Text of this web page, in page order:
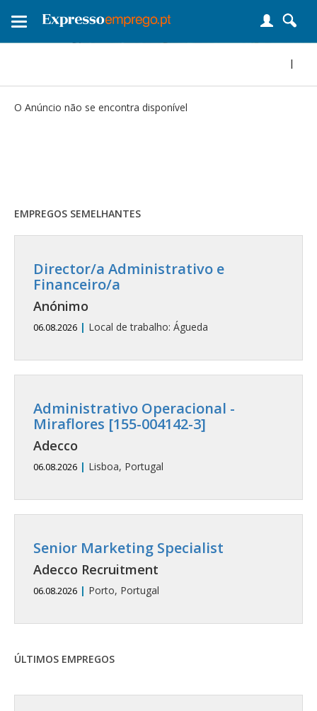
Toggle
|
O Anúncio não se encontra disponível
EMPREGOS SEMELHANTES
Director/a Administrativo e
Financeiro/a
Anónimo
06.08.2026 | Local de trabalho: Águeda
Administrativo Operacional -
Miraflores [155-004142-3]
Adecco
06.08.2026 | Lisboa, Portugal
Senior Marketing Specialist
Adecco Recruitment
06.08.2026 | Porto, Portugal
ÚLTIMOS EMPREGOS